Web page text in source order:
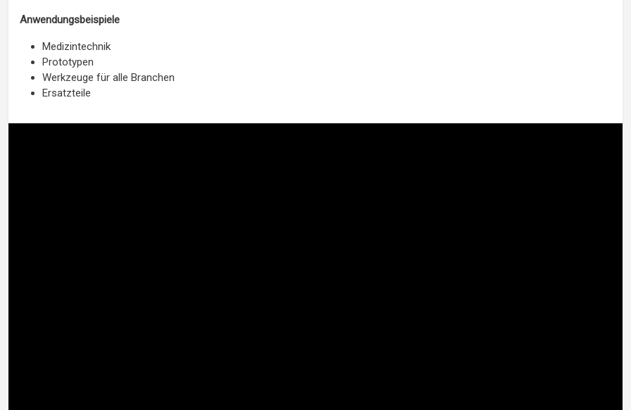
Anwendungsbeispiele
Medizintechnik
Prototypen
Werkzeuge für alle Branchen
Ersatzteile